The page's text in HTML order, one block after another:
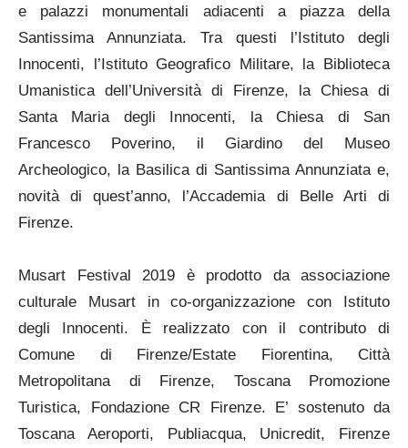
e palazzi monumentali adiacenti a piazza della
Santissima Annunziata. Tra questi l’Istituto degli
Innocenti, l’Istituto Geografico Militare, la Biblioteca
Umanistica dell’Università di Firenze, la Chiesa di
Santa Maria degli Innocenti, la Chiesa di San
Francesco Poverino, il Giardino del Museo
Archeologico, la Basilica di Santissima Annunziata e,
novità di quest’anno, l’Accademia di Belle Arti di
Firenze.
Musart Festival 2019 è prodotto da associazione
culturale Musart in co-organizzazione con Istituto
degli Innocenti. È realizzato con il contributo di
Comune di Firenze/Estate Fiorentina, Città
Metropolitana di Firenze, Toscana Promozione
Turistica, Fondazione CR Firenze. E’ sostenuto da
Toscana Aeroporti, Publiacqua, Unicredit, Firenze